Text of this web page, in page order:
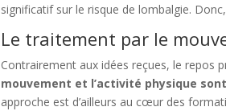
significatif sur le risque de lombalgie.
Le traitement par le
Contrairement aux idées reçues, le repos
mouvement et l’activité physique
approche est d’ailleurs au cœur des